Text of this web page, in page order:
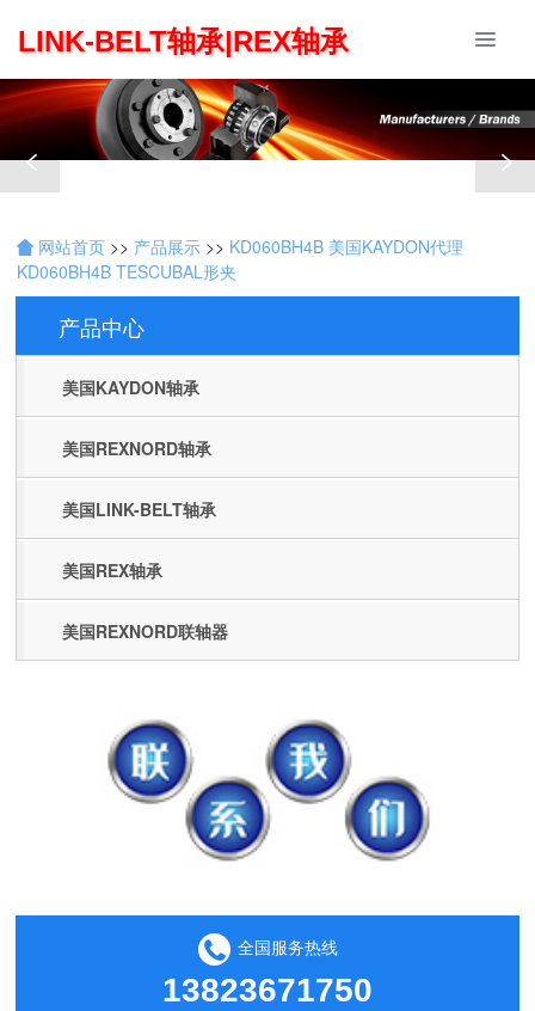
LINK-BELT轴承|REX轴承
网站首页 >> 产品展示 >> KD060BH4B 美国KAYDON代理
KD060BH4B TESCUBAL形夹
产品中心
Products
美国KAYDON轴承
美国REXNORD轴承
美国LINK-BELT轴承
美国REX轴承
美国REXNORD联轴器
全国服务热线
13823671750